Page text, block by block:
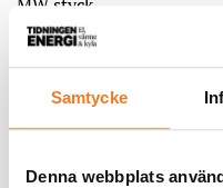
Samtycke
Denna webbplats
MW styck.
Det är enbart
sjövärme i större
mindre
Källa: